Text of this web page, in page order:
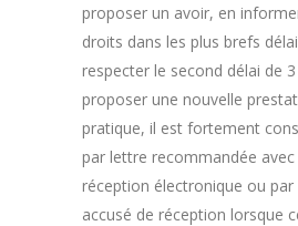
proposer un avoir, en
droits dans les plus brefs
respecter le second délai de
proposer une nouvelle
pratique, il est fortement
par lettre recommandée avec
réception électronique ou par
accusé de réception lorsque